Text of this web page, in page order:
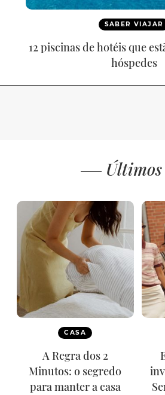
SABER VIAJAR
12 piscinas de hotéis que
hóspedes
Últimos
CASA
A Regra dos 2
Minutos: o segredo
para manter a casa